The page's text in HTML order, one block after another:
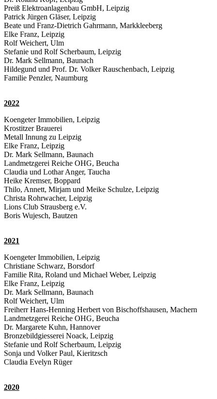
Preiß Elektroanlagenbau GmbH, Leipzig
Patrick Jürgen Gläser, Leipzig
Beate und Franz-Dietrich Gahrmann, Markkleeberg
Elke Franz, Leipzig
Rolf Weichert, Ulm
Stefanie und Rolf Scherbaum, Leipzig
Dr. Mark Sellmann, Baunach
Hildegund und Prof. Dr. Volker Rauschenbach, Leipzig
Familie Penzler, Naumburg
2022
Koengeter Immobilien, Leipzig
Krostitzer Brauerei
Metall Innung zu Leipzig
Elke Franz, Leipzig
Dr. Mark Sellmann, Baunach
Landmetzgerei Reiche OHG, Beucha
Claudia und Lothar Anger, Taucha
Heike Kremser, Boppard
Thilo, Annett, Mirjam und Meike Schulze, Leipzig
Christa Rohrwacher, Leipzig
Lions Club Strausberg e.V.
Boris Wujesch, Bautzen
2021
Koengeter Immobilien, Leipzig
Christiane Schwarz, Borsdorf
Familie Rita, Roland und Michael Weber, Leipzig
Elke Franz, Leipzig
Dr. Mark Sellmann, Baunach
Rolf Weichert, Ulm
Freiherr Hans-Henning Herbert von Bischoffshausen, Machern
Landmetzgerei Reiche OHG, Beucha
Dr. Margarete Kuhn, Hannover
Bronzebildgiesserei Noack, Leipzig
Stefanie und Rolf Scherbaum, Leipzig
Sonja und Volker Paul, Kieritzsch
Claudia Evelyn Rüger
2020